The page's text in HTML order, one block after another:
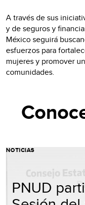
A través de sus
y de seguros y
México seguirá
esfuerzos para
mujeres y promover
comunidades.
NOTICIAS
PNUD